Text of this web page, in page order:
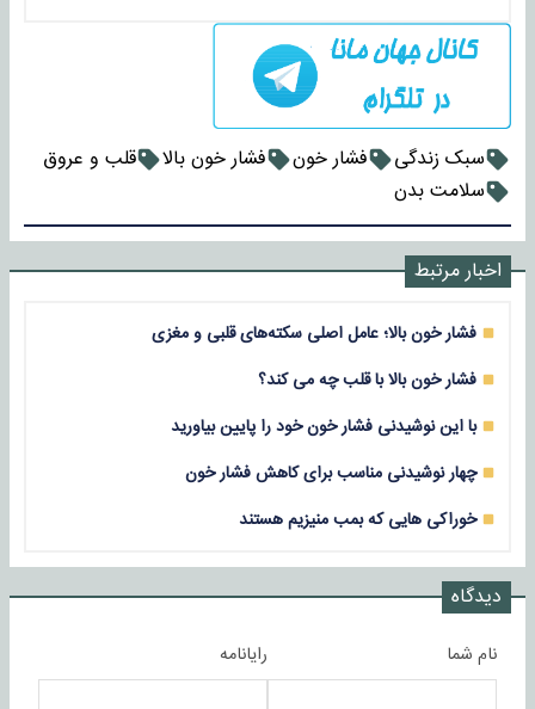
سبک زندگی فشار خون فشار خون بالا
قلب و عروق
سلامت بدن
اخبار مرتبط
فشار خون بالا؛ عامل اصلی سکته‌های قلبی و مغزی
فشار خون بالا با قلب چه می کند؟
با این نوشیدنی فشار خون خود را پایین بیاورید
چهار نوشیدنی‌ مناسب برای کاهش فشار خون
خوراکی هایی که بمب منیزیم هستند
دیدگاه
نام شما رایانامه